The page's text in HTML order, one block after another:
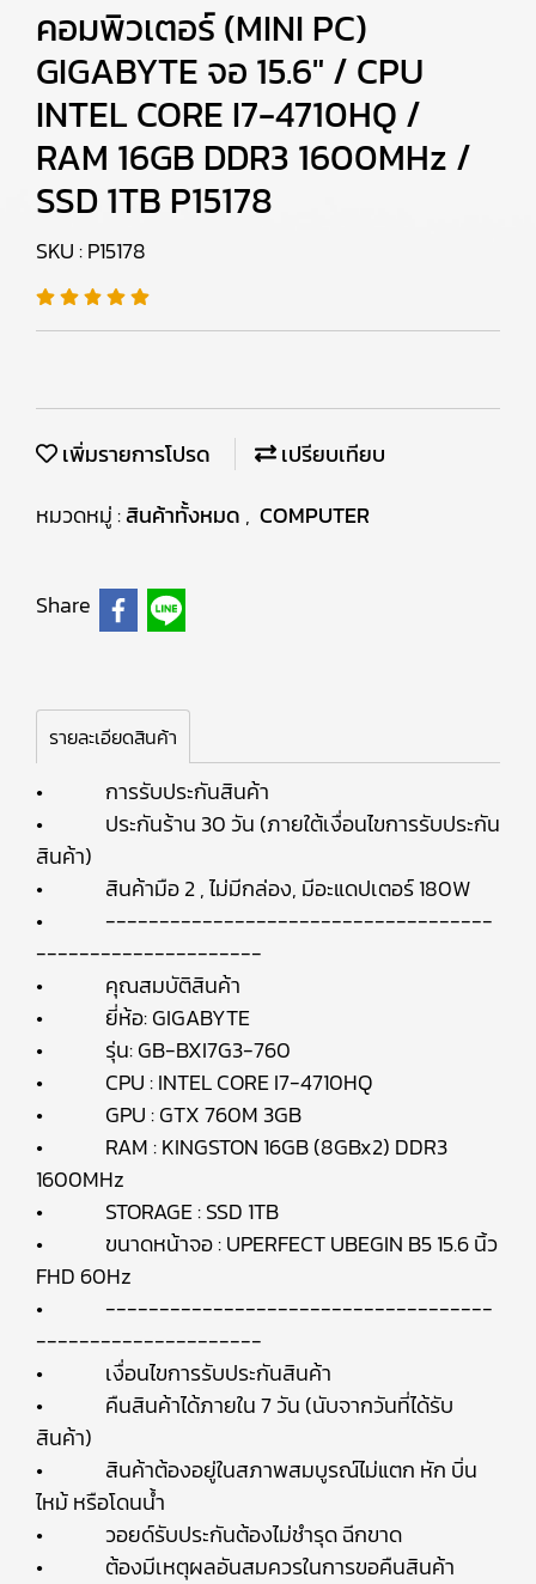
คอมพิวเตอร์ (MINI PC)
GIGABYTE จอ 15.6" / CPU
INTEL CORE I7-4710HQ /
RAM 16GB DDR3 1600MHz /
SSD 1TB P15178
SKU : P15178
เพิ่มรายการโปรด
เปรียบเทียบ
หมวดหมู่ :สินค้าทั้งหมด , COMPUTER
Share
รายละเอียดสินค้า
• การรับประกันสินค้า
• ประกันร้าน 30 วัน (ภายใต้เงื่อนไขการรับประกัน
สินค้า)
• สินค้ามือ 2 , ไม่มีกล่อง, มีอะแดปเตอร์ 180W
• ------------------------------------
---------------------
• คุณสมบัติสินค้า
• ยี่ห้อ: GIGABYTE
• รุ่น: GB-BXI7G3-760
• CPU : INTEL CORE I7-4710HQ
• GPU : GTX 760M 3GB
• RAM : KINGSTON 16GB (8GBx2) DDR3
1600MHz
• STORAGE : SSD 1TB
• ขนาดหน้าจอ : UPERFECT UBEGIN B5 15.6 นิ้ว
FHD 60Hz
• ------------------------------------
---------------------
• เงื่อนไขการรับประกันสินค้า
• คืนสินค้าได้ภายใน 7 วัน (นับจากวันที่ได้รับ
สินค้า)
• สินค้าต้องอยู่ในสภาพสมบูรณ์ไม่แตก หัก บิ่น
ไหม้ หรือโดนน้ำ
• วอยด์รับประกันต้องไม่ชำรุด ฉีกขาด
• ต้องมีเหตุผลอันสมควรในการขอคืนสินค้า